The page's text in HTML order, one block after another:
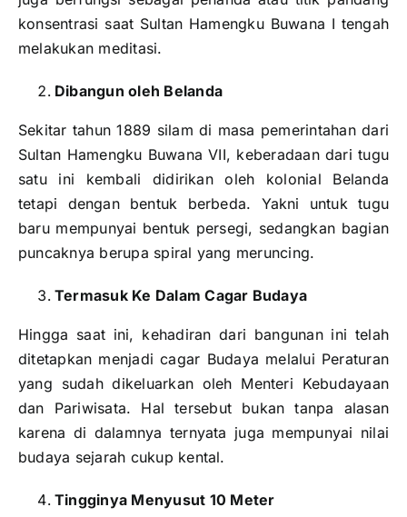
konsentrasi saat Sultan Hamengku Buwana I tengah
melakukan meditasi.
Dibangun oleh Belanda
Sekitar tahun 1889 silam di masa pemerintahan dari
Sultan Hamengku Buwana VII, keberadaan dari tugu
satu ini kembali didirikan oleh kolonial Belanda
tetapi dengan bentuk berbeda. Yakni untuk tugu
baru mempunyai bentuk persegi, sedangkan bagian
puncaknya berupa spiral yang meruncing.
Termasuk Ke Dalam Cagar Budaya
Hingga saat ini, kehadiran dari bangunan ini telah
ditetapkan menjadi cagar Budaya melalui Peraturan
yang sudah dikeluarkan oleh Menteri Kebudayaan
dan Pariwisata. Hal tersebut bukan tanpa alasan
karena di dalamnya ternyata juga mempunyai nilai
budaya sejarah cukup kental.
Tingginya Menyusut 10 Meter